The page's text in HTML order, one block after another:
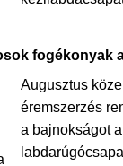
fogékonyak
Augusztus
éremszerzés
a bajnokságot